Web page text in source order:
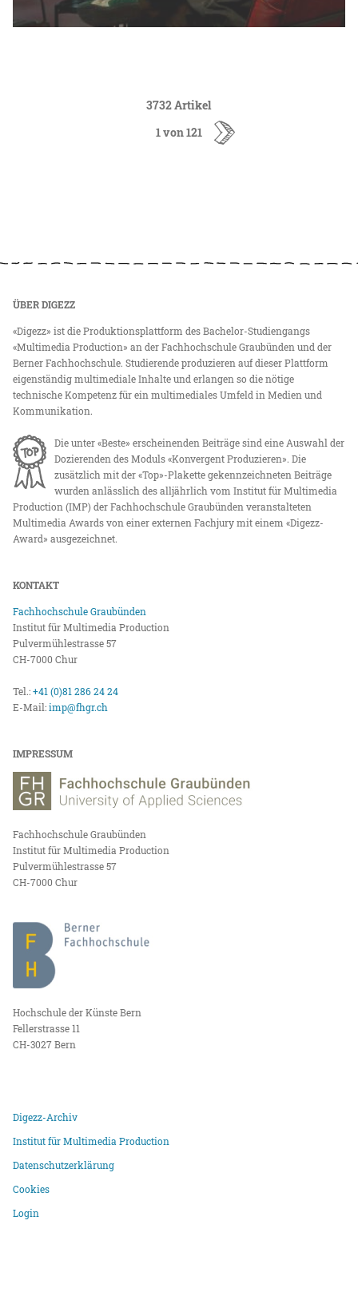
3732 Artikel
1 von 121
ÜBER DIGEZZ
«Digezz» ist die Produktionsplattform des Bachelor-Studiengangs
«Multimedia Production» an der Fachhochschule Graubünden und der
Berner Fachhochschule. Studierende produzieren auf dieser Plattform
eigenständig multimediale Inhalte und erlangen so die nötige
technische Kompetenz für ein multimediales Umfeld in Medien und
Kommunikation.
Die unter «Beste» erscheinenden Beiträge sind eine Auswahl der
Dozierenden des Moduls «Konvergent Produzieren». Die
zusätzlich mit der «Top»-Plakette gekennzeichneten Beiträge
wurden anlässlich des alljährlich vom Institut für Multimedia
Production (IMP) der Fachhochschule Graubünden veranstalteten
Multimedia Awards von einer externen Fachjury mit einem «Digezz-
Award» ausgezeichnet.
KONTAKT
Fachhochschule Graubünden
Institut für Multimedia Production
Pulvermühlestrasse 57
CH-7000 Chur
Tel.:+41 (0)81 286 24 24
E-Mail:imp@fhgr.ch
IMPRESSUM
Fachhochschule Graubünden
Institut für Multimedia Production
Pulvermühlestrasse 57
CH-7000 Chur
Hochschule der Künste Bern
Fellerstrasse 11
CH-3027 Bern
Digezz-Archiv
Institut für Multimedia Production
Datenschutzerklärung
Cookies
Login